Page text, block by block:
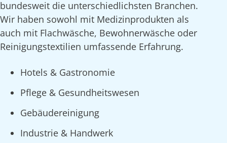
bundesweit die unterschiedlichsten Branchen.
Wir haben sowohl mit Medizinprodukten als
auch mit Flachwäsche, Bewohnerwäsche oder
Reinigungstextilien umfassende Erfahrung.
Hotels & Gastronomie
Pflege & Gesundheitswesen
Gebäudereinigung
Industrie & Handwerk